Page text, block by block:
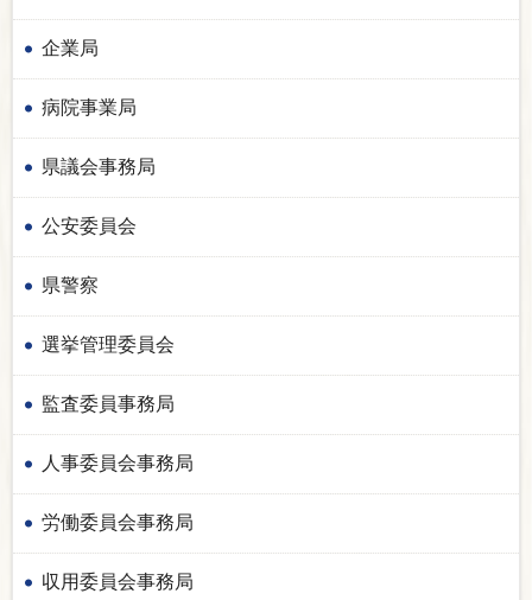
企業局
病院事業局
県議会事務局
公安委員会
県警察
選挙管理委員会
監査委員事務局
人事委員会事務局
労働委員会事務局
収用委員会事務局